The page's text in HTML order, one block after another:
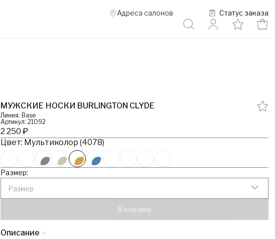
Адреса салонов Статус заказа
МУЖСКИЕ НОСКИ BURLINGTON CLYDE
Линия: Base
Артикул: 21092
2 250 ₽
Цвет: Мультиколор (4078)
Размер:
Размер
В корзину
Описание